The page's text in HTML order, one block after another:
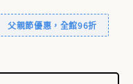
父親節優惠，全館96折